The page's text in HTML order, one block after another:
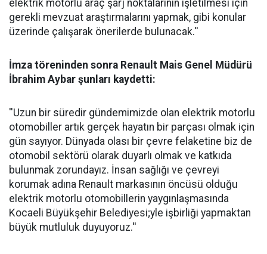
elektrik motorlu araç şarj noktalarının işletilmesi için
gerekli mevzuat araştırmalarını yapmak, gibi konular
üzerinde çalışarak önerilerde bulunacak.''
İmza töreninden sonra Renault Mais Genel Müdürü
İbrahim Aybar şunları kaydetti:
''Uzun bir süredir gündemimizde olan elektrik motorlu
otomobiller artık gerçek hayatın bir parçası olmak için
gün sayıyor. Dünyada olası bir çevre felaketine biz de
otomobil sektörü olarak duyarlı olmak ve katkıda
bulunmak zorundayız. İnsan sağlığı ve çevreyi
korumak adına Renault markasının öncüsü olduğu
elektrik motorlu otomobillerin yaygınlaşmasında
Kocaeli Büyükşehir Belediyesi;yle işbirliği yapmaktan
büyük mutluluk duyuyoruz.''